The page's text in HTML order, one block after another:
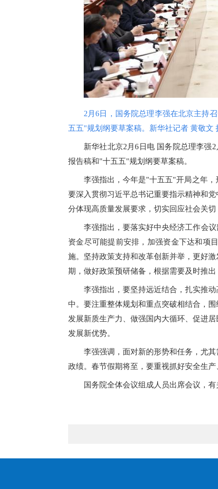
2月6日，国务院总理李强在北京主持
五五"规划纲要草案稿。新华社记者 黄敬文
新华社北京2月6日电 国务院总理李强
报告稿和"十五五"规划纲要草案稿。
李强指出，今年是"十五五"开局之年
要深入贯彻习近平总书记重要指示精神和
分体现高质量发展要求，切实回应社会关
李强指出，要落实好中央经济工作会
资金尽可能提前安排，加强资金下达和项
施。坚持政策支持和改革创新并举，更好
期，做好政策预研储备，根据需要及时推
李强指出，要坚持远近结合，扎实推
中。要注重整体规划和重点突破相结合，
发展新质生产力、做强国内大循环、促进
发展新优势。
李强强调，面对新的形势和任务，尤
政绩。春节假期将至，要重视抓好安全生
国务院全体会议组成人员出席会议，